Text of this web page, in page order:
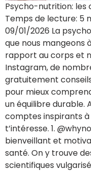
Psycho-nutrition: les
Temps de lecture: 5
09/01/2026 La
que nous
rapport au corps et
Instagram, de
gratuitement
pour mieux
un équilibre durable.
comptes inspirants à
t’intéresse. 1.
bienveillant et
santé. On y trouve
scientifiques